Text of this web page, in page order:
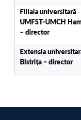
Filiala universitară
UMFST-UMCH
– director
Extensia
Bistrița – director